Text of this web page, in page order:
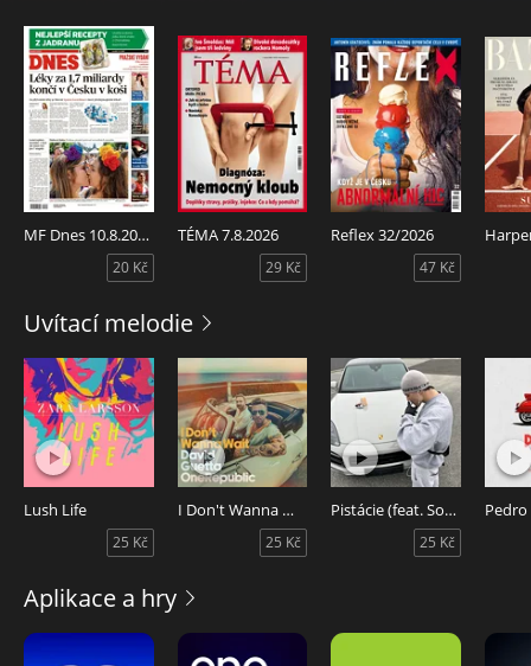
MF Dnes 10.8.2026
20 Kč
TÉMA 7.8.2026
29 Kč
Reflex 32/2026
47 Kč
Uvítací melodie
Lush Life
25 Kč
I Don't Wanna Wait
25 Kč
Pistácie (feat. Sofian Medjmedj)
25 Kč
Pedro
Aplikace a hry